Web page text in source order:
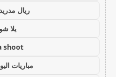
ريال
يلا
shoot
مباريات